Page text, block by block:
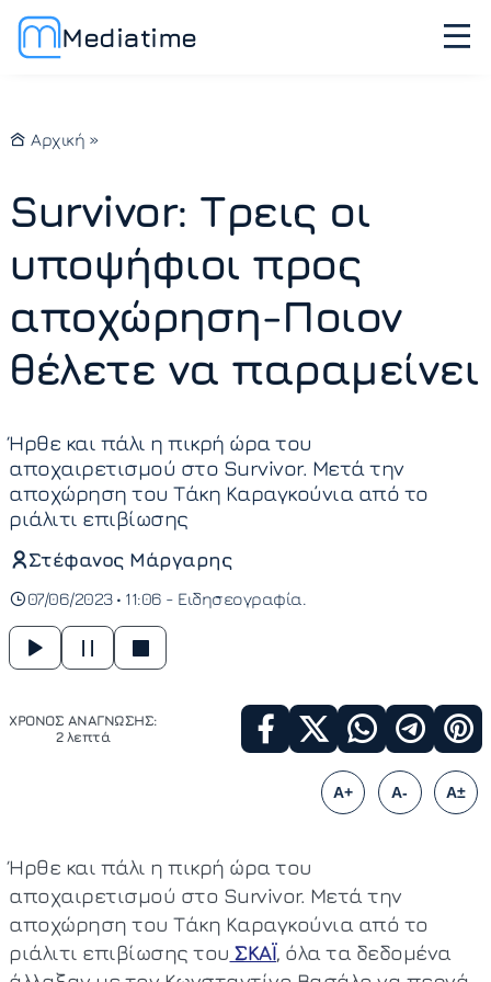
Mediatime
Αρχική »
Survivor: Τρεις οι
υποψήφιοι προς
αποχώρηση-Ποιον
θέλετε να παραμείνει
Ήρθε και πάλι η πικρή ώρα του
αποχαιρετισμού στο Survivor. Μετά την
αποχώρηση του Τάκη Καραγκούνια από το
ριάλιτι επιβίωσης
Στέφανος Μάργαρης
07/06/2023 • 11:06 - Ειδησεογραφία
ΧΡΟΝΟΣ ΑΝΑΓΝΩΣΗΣ:
2 λεπτά
A+ A- A±
Ήρθε και πάλι η πικρή ώρα του
αποχαιρετισμού στο Survivor. Μετά την
αποχώρηση του Τάκη Καραγκούνια από το
ριάλιτι επιβίωσης του ΣΚΑΪ, όλα τα δεδομένα